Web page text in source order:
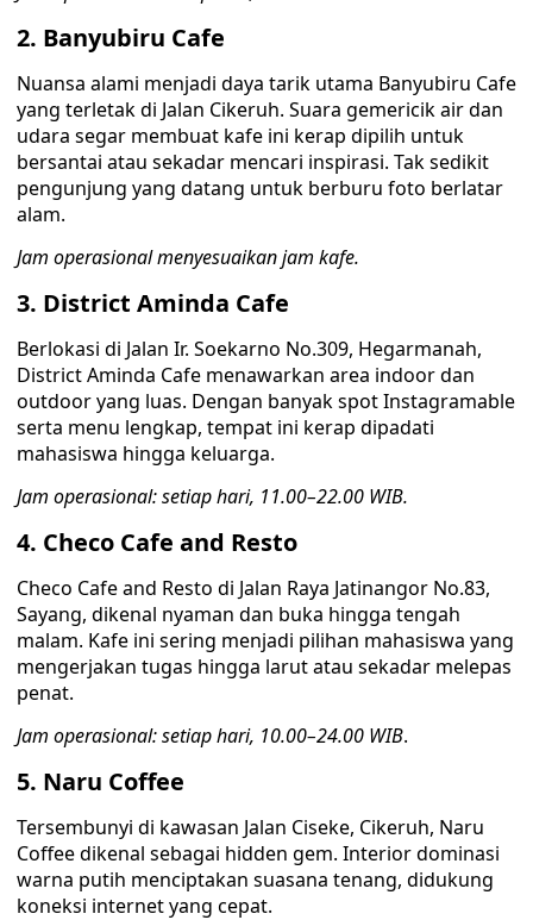
2. Banyubiru Cafe
Nuansa alami menjadi daya tarik utama Banyubiru Cafe
yang terletak di Jalan Cikeruh. Suara gemericik air dan
udara segar membuat kafe ini kerap dipilih untuk
bersantai atau sekadar mencari inspirasi. Tak sedikit
pengunjung yang datang untuk berburu foto berlatar
alam.
Jam operasional menyesuaikan jam kafe.
3. District Aminda Cafe
Berlokasi di Jalan Ir. Soekarno No.309, Hegarmanah,
District Aminda Cafe menawarkan area indoor dan
outdoor yang luas. Dengan banyak spot Instagramable
serta menu lengkap, tempat ini kerap dipadati
mahasiswa hingga keluarga.
Jam operasional: setiap hari, 11.00–22.00 WIB.
4. Checo Cafe and Resto
Checo Cafe and Resto di Jalan Raya Jatinangor No.83,
Sayang, dikenal nyaman dan buka hingga tengah
malam. Kafe ini sering menjadi pilihan mahasiswa yang
mengerjakan tugas hingga larut atau sekadar melepas
penat.
Jam operasional: setiap hari, 10.00–24.00 WIB.
5. Naru Coffee
Tersembunyi di kawasan Jalan Ciseke, Cikeruh, Naru
Coffee dikenal sebagai hidden gem. Interior dominasi
warna putih menciptakan suasana tenang, didukung
koneksi internet yang cepat.